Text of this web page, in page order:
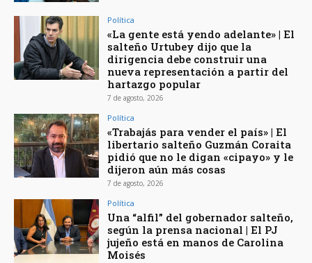
Política
«La gente está yendo adelante» | El
salteño Urtubey dijo que la
dirigencia debe construir una
nueva representación a partir del
hartazgo popular
7 de agosto, 2026
Política
«Trabajás para vender el país» | El
libertario salteño Guzmán Coraita
pidió que no le digan «cipayo» y le
dijeron aún más cosas
7 de agosto, 2026
Política
Una “alfil” del gobernador salteño,
según la prensa nacional | El PJ
jujeño está en manos de Carolina
Moisés